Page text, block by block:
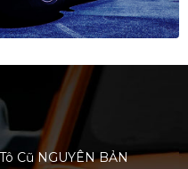
Cũ NGUYÊN BẢN